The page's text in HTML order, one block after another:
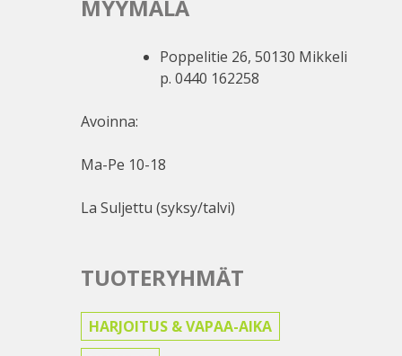
MYYMÄLÄ
Poppelitie 26, 50130 Mikkeli
p. 0440 162258
Avoinna:
Ma-Pe 10-18
La Suljettu (syksy/talvi)
TUOTERYHMÄT
HARJOITUS & VAPAA-AIKA